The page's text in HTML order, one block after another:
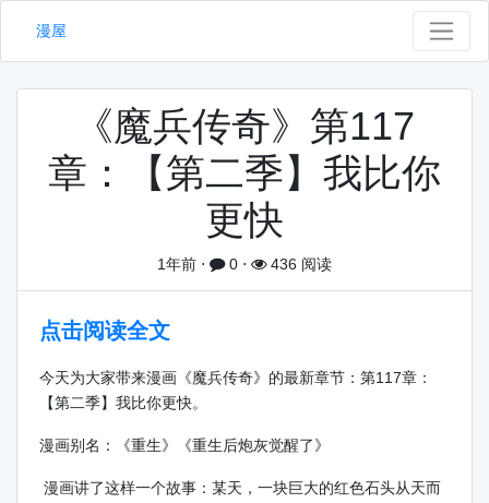
漫屋
《魔兵传奇》第117
章：【第二季】我比你
更快
1年前 ⋅ 0 ⋅ 436 阅读
点击阅读全文
今天为大家带来漫画《魔兵传奇》的最新章节：第117章：
【第二季】我比你更快。
漫画别名：《重生》《重生后炮灰觉醒了》
漫画讲了这样一个故事：某天，一块巨大的红色石头从天而